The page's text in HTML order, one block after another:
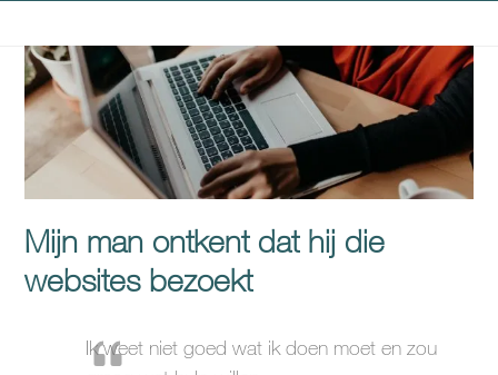
Mijn man ontkent dat hij die
websites bezoekt
Ik weet niet goed wat ik doen moet en zou